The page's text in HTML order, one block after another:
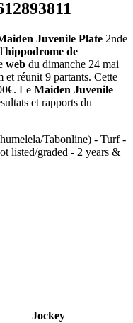
Juvenile Plate 2nde
hippodrome de
web du dimanche 24 mai
et réunit 9 partants. Cette
Le Maiden Juvenile
et rapports du
Tabonline) - Turf -
listed/graded - 2 years &
Jockey